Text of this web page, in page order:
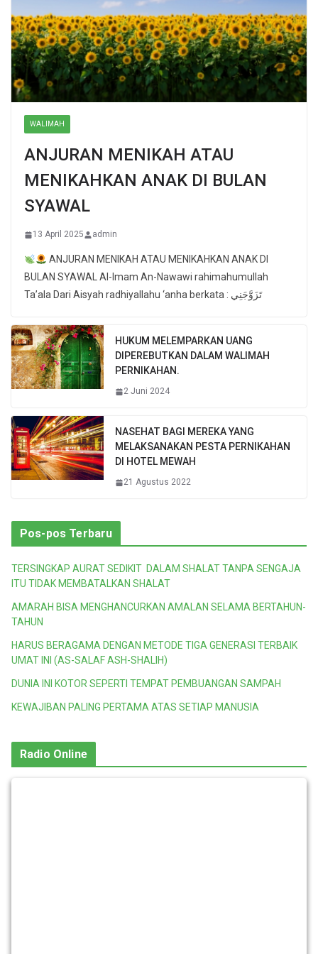
WALIMAH
ANJURAN MENIKAH ATAU
MENIKAHKAN ANAK DI BULAN
SYAWAL
13 April 2025 admin
ANJURAN MENIKAH ATAU MENIKAHKAN ANAK DI
BULAN SYAWAL Al-Imam An-Nawawi rahimahumullah
Ta’ala Dari Aisyah radhiyallahu ‘anha berkata : تَزَوَّجَنِي
HUKUM MELEMPARKAN UANG
DIPEREBUTKAN DALAM WALIMAH
PERNIKAHAN.
2 Juni 2024
NASEHAT BAGI MEREKA YANG
MELAKSANAKAN PESTA PERNIKAHAN
DI HOTEL MEWAH
21 Agustus 2022
Pos-pos Terbaru
TERSINGKAP AURAT SEDIKIT DALAM SHALAT TANPA SENGAJA
ITU TIDAK MEMBATALKAN SHALAT
AMARAH BISA MENGHANCURKAN AMALAN SELAMA BERTAHUN-
TAHUN
HARUS BERAGAMA DENGAN METODE TIGA GENERASI TERBAIK
UMAT INI (AS-SALAF ASH-SHALIH)
DUNIA INI KOTOR SEPERTI TEMPAT PEMBUANGAN SAMPAH
KEWAJIBAN PALING PERTAMA ATAS SETIAP MANUSIA
Radio Online